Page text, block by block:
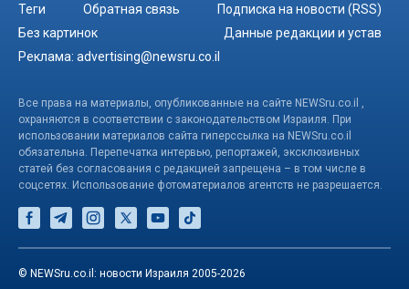
Теги Обратная связь
Подписка на новости (RSS)
Без картинок
Данные редакции и устав
Реклама: advertising@newsru.co.il
Все права на материалы, опубликованные на сайте NEWSru.co.il ,
охраняются в соответствии с законодательством Израиля. При
использовании материалов сайта гиперссылка на NEWSru.co.il
обязательна. Перепечатка интервью, репортажей, эксклюзивных
статей без согласования с редакцией запрещена – в том числе в
соцсетях. Использование фотоматериалов агентств не разрешается.
© NEWSru.co.il: новости Израиля 2005-2026